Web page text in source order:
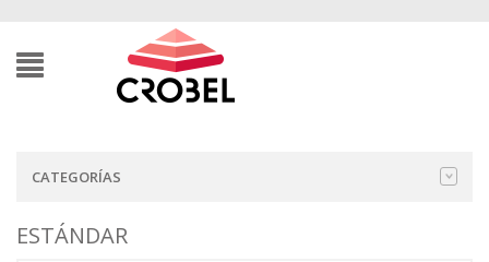
CATEGORÍAS
ESTÁNDAR